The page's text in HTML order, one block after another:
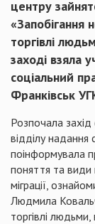
центру
«Запобігання
торгівлі
заході взяла
соціальний
Франківськ
Розпочала захід
відділу надання
поінформувала
поняття та види
міграції,
Людмила
торгівлі